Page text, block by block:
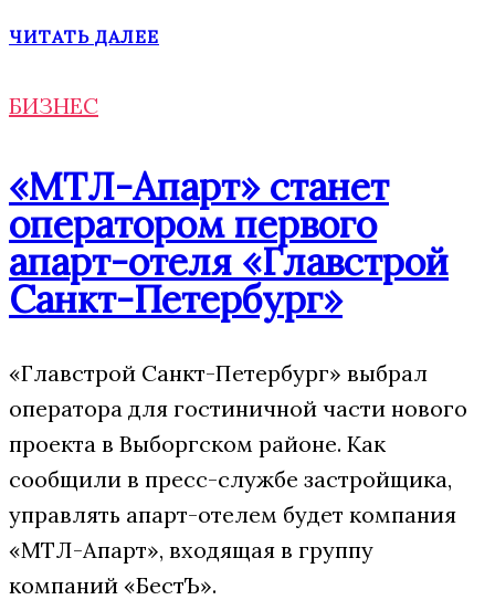
ЧИТАТЬ ДАЛЕЕ
БИЗНЕС
«МТЛ-Апарт» станет
оператором первого
апарт-отеля «Главстрой
Санкт-Петербург»
«Главстрой Санкт-Петербург» выбрал
оператора для гостиничной части нового
проекта в Выборгском районе. Как
сообщили в пресс-службе застройщика,
управлять апарт-отелем будет компания
«МТЛ-Апарт», входящая в группу
компаний «БестЪ».